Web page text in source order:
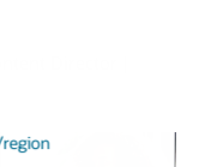
Director |